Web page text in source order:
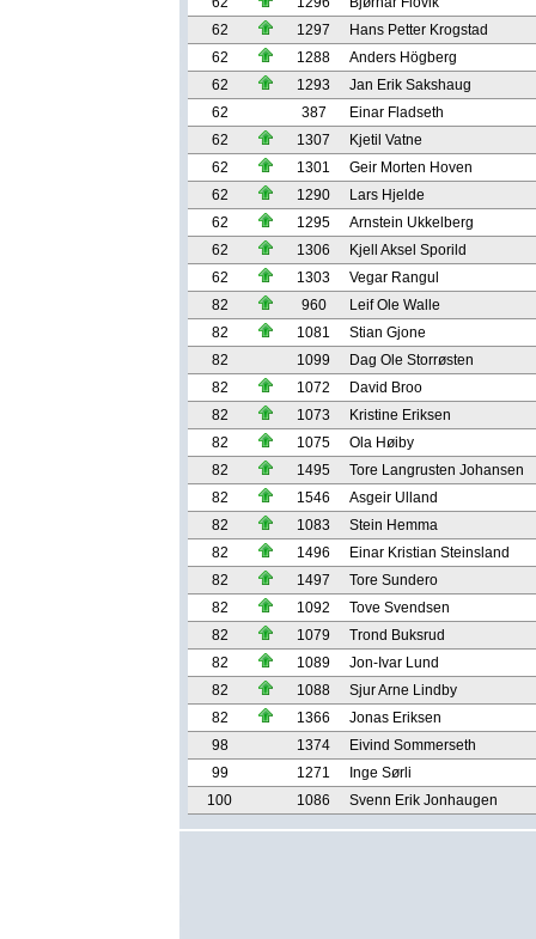
62
1297
Hans Petter Krogstad
62
1288
Anders Högberg
62
1293
Jan Erik Sakshaug
62
387
Einar Fladseth
62
1307
Kjetil Vatne
62
1301
Geir Morten Hoven
62
1290
Lars Hjelde
62
1295
Arnstein Ukkelberg
62
1306
Kjell Aksel Sporild
62
1303
Vegar Rangul
82
960
Leif Ole Walle
82
1081
Stian Gjone
82
1099
Dag Ole Storrøsten
82
1072
David Broo
82
1073
Kristine Eriksen
82
1075
Ola Høiby
82
1495
Tore Langrusten Johansen
82
1546
Asgeir Ulland
82
1083
Stein Hemma
82
1496
Einar Kristian Steinsland
82
1497
Tore Sundero
82
1092
Tove Svendsen
82
1079
Trond Buksrud
82
1089
Jon-Ivar Lund
82
1088
Sjur Arne Lindby
82
1366
Jonas Eriksen
98
1374
Eivind Sommerseth
99
1271
Inge Sørli
100
1086 Svenn Erik Jonhaugen